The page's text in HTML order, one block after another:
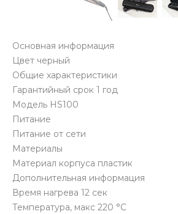
Основная информация
Цвет черный
Общие характеристики
Гарантийный срок 1 год
Модель HS100
Питание
Питание от сети
Материалы
Материал корпуса пластик
Дополнительная информация
Время нагрева 12 сек
Температура, макс 220 °C